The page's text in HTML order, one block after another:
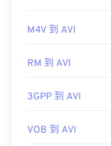
首次发行：
有用的链接：
https://
M4V 到 AVI
RM 到 AVI
3GPP 到 AVI
VOB 到 AVI